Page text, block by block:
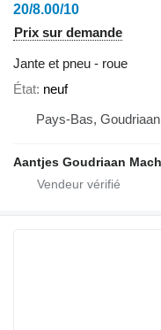
20/8.00/10
Prix sur demande
Jante et pneu - roue
État neuf
Pays-Bas, Goudriaan
Aantjes Goudriaan